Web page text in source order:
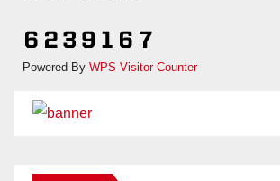
Powered By WPS Visitor Counter